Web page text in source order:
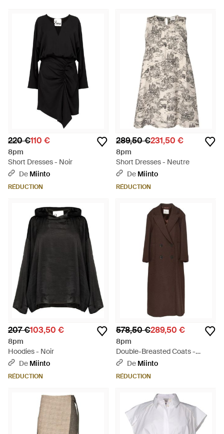
220 €110 €
8pm
Short Dresses - Noir
De Miinto
RÉDUCTION
289,50 €231,50 €
8pm
Short Dresses - Neutre
De Miinto
RÉDUCTION
207 €103,50 €
8pm
Hoodies - Noir
De Miinto
RÉDUCTION
578,50 €289,50 €
8pm
Double-Breasted Coats -
Marron
De Miinto
RÉDUCTION